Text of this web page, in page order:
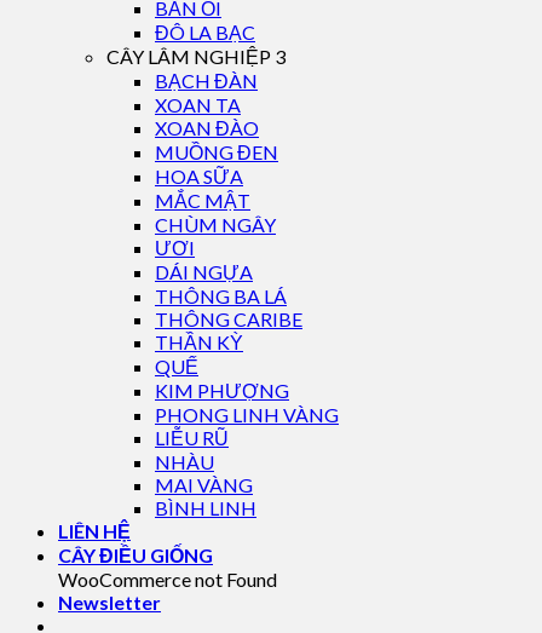
BẦN ỔI
ĐÔ LA BẠC
CÂY LÂM NGHIỆP 3
BẠCH ĐÀN
XOAN TA
XOAN ĐÀO
MUỒNG ĐEN
HOA SỮA
MẮC MẬT
CHÙM NGÂY
ƯƠI
DÁI NGỰA
THÔNG BA LÁ
THÔNG CARIBE
THẦN KỲ
QUẾ
KIM PHƯỢNG
PHONG LINH VÀNG
LIỄU RŨ
NHÀU
MAI VÀNG
BÌNH LINH
LIÊN HỆ
CÂY ĐIỀU GIỐNG
WooCommerce not Found
Newsletter